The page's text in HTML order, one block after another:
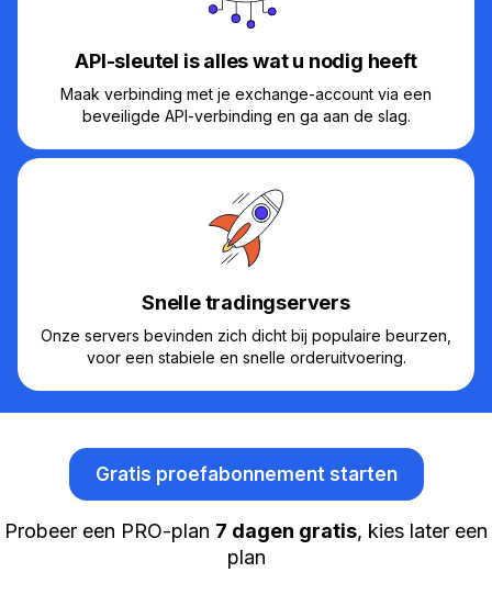
API-sleutel is alles wat u nodig heeft
Maak verbinding met je exchange-account via een
beveiligde API-verbinding en ga aan de slag.
Snelle tradingservers
Onze servers bevinden zich dicht bij populaire beurzen,
voor een stabiele en snelle orderuitvoering.
Gratis proefabonnement starten
Probeer een PRO-plan 7 dagen gratis, kies later een
plan